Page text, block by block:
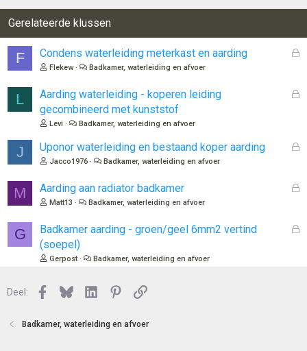
Gerelateerde klussen
F
G
Condens waterleiding meterkast en aarding
Flekew Badkamer, waterleiding en afvoer
L
G
o
Aarding waterleiding - koperen leiding
gecombineerd met kunststof
Levi Badkamer, waterleiding en afvoer
J
G
n
Uponor waterleiding en bestaand koper aarding
Jacco1976 Badkamer, waterleiding en afvoer
M
G
Aarding aan radiator badkamer
Matt13 Badkamer, waterleiding en afvoer
G
G
Badkamer aarding - groen/geel 6mm2 vertind
(soepel)
Gerpost Badkamer, waterleiding en afvoer
Deel: Facebook
BlueskyLinkedInPinterest
Link
Badkamer, waterleiding en afvoer